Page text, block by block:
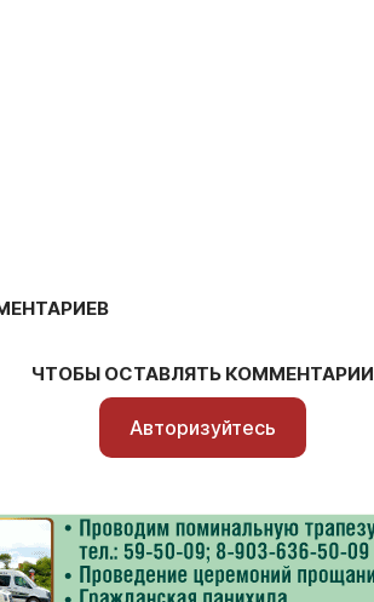
ЧТОБЫ ОСТАВЛЯТЬ КОММЕНТАРИИ
Авторизуйтесь